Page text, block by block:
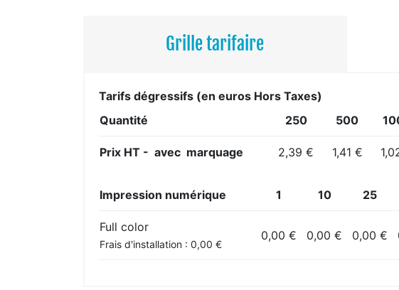
Grille tarifaire
Tarifs dégressifs (en euros Hors Taxes)
Quantité
250 500
Prix HT - avec marquage 2,39 € 1,41 €
Impression numérique 1 10 25
Full color
Frais d'installation : 0,00 €
0,00 € 0,00 € 0,00 €